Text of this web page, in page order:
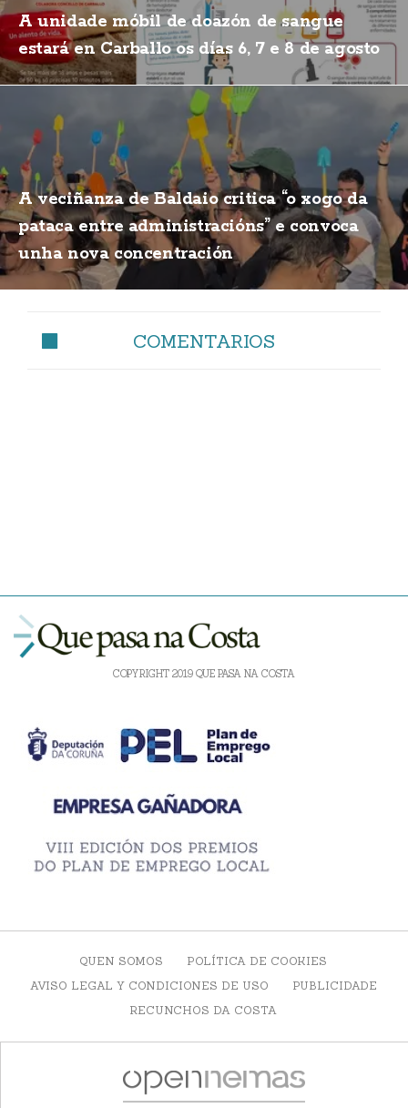
A unidade móbil de doazón de sangue
estará en Carballo os días 6, 7 e 8 de agosto
A veciñanza de Baldaio critica “o xogo da
pataca entre administracións” e convoca
unha nova concentración
COMENTARIOS
COPYRIGHT 2019 QUE PASA NA COSTA
QUEN SOMOS
POLÍTICA DE COOKIES
AVISO LEGAL Y CONDICIONES DE USO
PUBLICIDADE
RECUNCHOS DA COSTA